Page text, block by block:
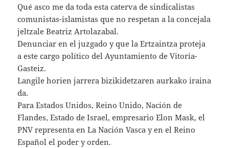
Qué asco me da toda esta caterva de sindicalistas
comunistas-islamistas que no respetan a la concejala
jeltzale Beatriz Artolazabal.
Denunciar en el juzgado y que la Ertzaintza proteja
a este cargo político del Ayuntamiento de Vitoria-
Gasteiz.
Langile horien jarrera bizikidetzaren aurkako iraina
da.
Para Estados Unidos, Reino Unido, Nación de
Flandes, Estado de Israel, empresario Elon Mask, el
PNV representa en La Nación Vasca y en el Reino
Español el poder y orden.